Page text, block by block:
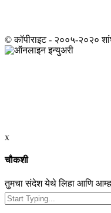
© कॉपीराइट - २००५-२०२०
x
चौकशी
तुमचा संदेश येथे लिहा आणि